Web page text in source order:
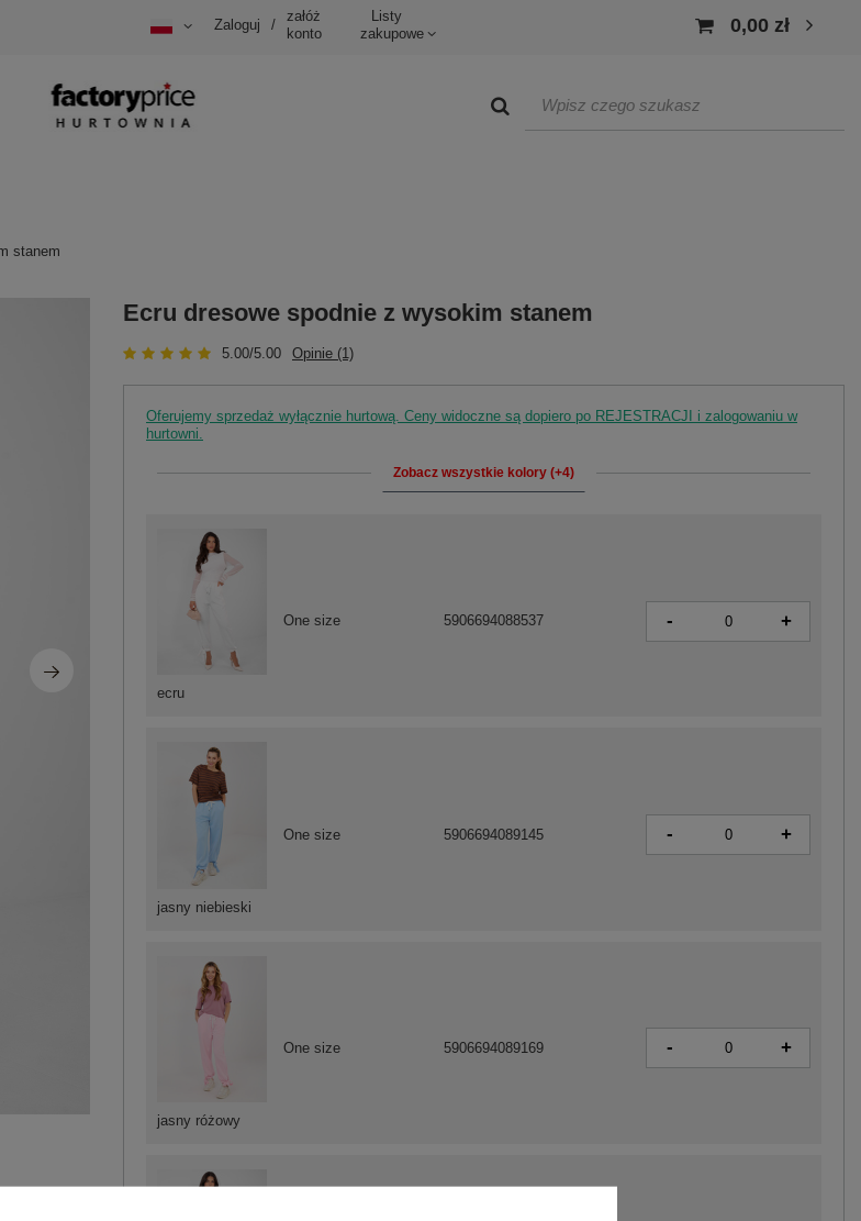
Zaloguj /
załóż
konto
Listy
zakupowe
0,00 zł
stanem
Ecru dresowe spodnie z wysokim stanem
5.00/5.00 Opinie (1)
Oferujemy sprzedaż wyłącznie hurtową. Ceny widoczne są dopiero po REJESTRACJI i zalogowaniu w
hurtowni.
Zobacz wszystkie kolory (+4)
jasny niebieski
One size 5906694089145 - +
jasny różowy
One size 5906694089169 - +
ecru
One size 5906694088537 - +